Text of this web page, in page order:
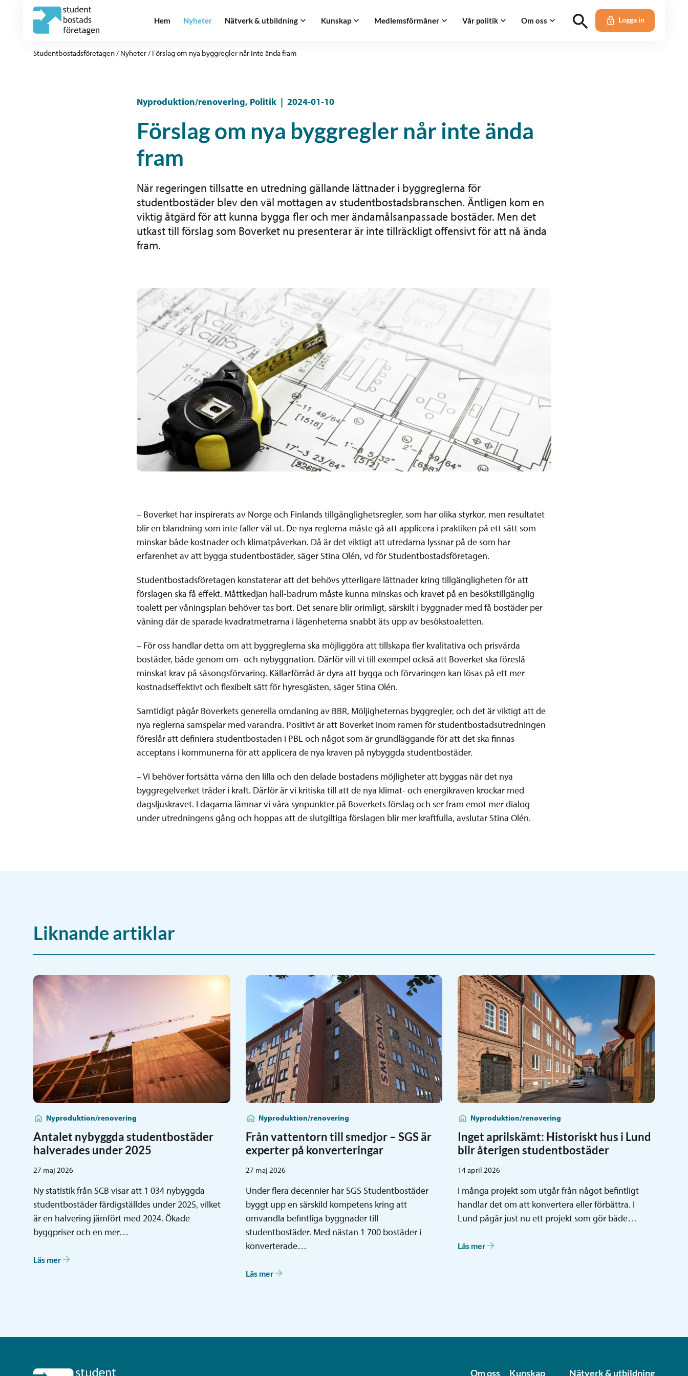
Hem Nyheter Nätverk & utbildning Kunskap Medlemsförmåner Vår politik Om oss Logga in
Studentbostadsföretagen/ Nyheter/ Förslag om nya byggregler når inte ända fram
Nyproduktion/renovering, Politik | 2024-01-10
Förslag om nya byggregler når inte ända
fram
När regeringen tillsatte en utredning gällande lättnader i byggreglerna för
studentbostäder blev den väl mottagen av studentbostadsbranschen. Äntligen kom en
viktig åtgärd för att kunna bygga fler och mer ändamålsanpassade bostäder. Men det
utkast till förslag som Boverket nu presenterar är inte tillräckligt offensivt för att nå ända
fram.
– Boverket har inspirerats av Norge och Finlands tillgänglighetsregler, som har olika styrkor, men resultatet
blir en blandning som inte faller väl ut. De nya reglerna måste gå att applicera i praktiken på ett sätt som
minskar både kostnader och klimatpåverkan. Då är det viktigt att utredarna lyssnar på de som har
erfarenhet av att bygga studentbostäder, säger Stina Olén, vd för Studentbostadsföretagen.
Studentbostadsföretagen konstaterar att det behövs ytterligare lättnader kring tillgängligheten för att
förslagen ska få effekt. Måttkedjan hall-badrum måste kunna minskas och kravet på en besökstillgänglig
toalett per våningsplan behöver tas bort. Det senare blir orimligt, särskilt i byggnader med få bostäder per
våning där de sparade kvadratmetrarna i lägenheterna snabbt äts upp av besökstoaletten.
– För oss handlar detta om att byggreglerna ska möjliggöra att tillskapa fler kvalitativa och prisvärda
bostäder, både genom om- och nybyggnation. Därför vill vi till exempel också att Boverket ska föreslå
minskat krav på säsongsförvaring. Källarförråd är dyra att bygga och förvaringen kan lösas på ett mer
kostnadseffektivt och flexibelt sätt för hyresgästen, säger Stina Olén.
Samtidigt pågår Boverkets generella omdaning av BBR, Möljigheternas byggregler, och det är viktigt att de
nya reglerna samspelar med varandra. Positivt är att Boverket inom ramen för studentbostadsutredningen
föreslår att definiera studentbostaden i PBL och något som är grundläggande för att det ska finnas
acceptans i kommunerna för att applicera de nya kraven på nybyggda studentbostäder.
– Vi behöver fortsätta värna den lilla och den delade bostadens möjligheter att byggas när det nya
byggregelverket träder i kraft. Därför är vi kritiska till att de nya klimat- och energikraven krockar med
dagsljuskravet. I dagarna lämnar vi våra synpunkter på Boverkets förslag och ser fram emot mer dialog
under utredningens gång och hoppas att de slutgiltiga förslagen blir mer kraftfulla, avslutar Stina Olén.
Liknande artiklar
Nyproduktion/renovering
Antalet nybyggda studentbostäder
halverades under 2025
27 maj 2026
Ny statistik från SCB visar att 1 034 nybyggda
studentbostäder färdigställdes under 2025, vilket
är en halvering jämfört med 2024. Ökade
byggpriser och en mer…
Läs mer
Nyproduktion/renovering
Från vattentorn till smedjor – SGS är
experter på konverteringar
27 maj 2026
Under flera decennier har SGS Studentbostäder
byggt upp en särskild kompetens kring att
omvandla befintliga byggnader till
studentbostäder. Med nästan 1 700 bostäder i
konverterade…
Läs mer
Nyproduktion/renovering
Inget aprilskämt: Historiskt hus i Lund
blir återigen studentbostäder
14 april 2026
I många projekt som utgår från något befintligt
handlar det om att konvertera eller förbättra. I
Lund pågår just nu ett projekt som gör både…
Läs mer
Om oss Kunskap Nätverk & utbildning